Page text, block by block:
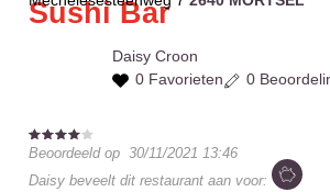
Sushi Bar
Daisy Croon
0 Favorieten
0
Beoordeeld op30/11/2021 13:46
Daisy beveelt dit restaurant aan voor: